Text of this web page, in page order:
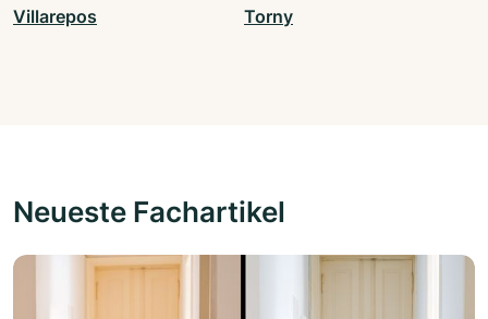
Villarepos Torny
Neueste Fachartikel